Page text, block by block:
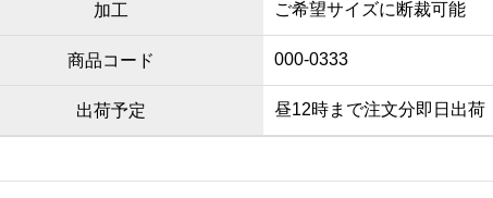
加工 ご希望サイズに断裁可能
商品コード 000-0333
出荷予定 昼12時まで注文分即日出荷